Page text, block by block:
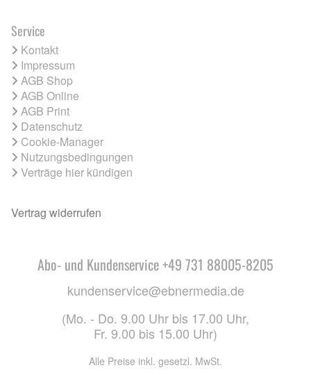
Service
Kontakt
Impressum
AGB Shop
AGB Online
AGB Print
Datenschutz
Cookie-Manager
Nutzungsbedingungen
Verträge hier kündigen
Vertrag widerrufen
Abo- und Kundenservice +49 731 88005-8205
kundenservice@ebnermedia.de
(Mo. - Do. 9.00 Uhr bis 17.00 Uhr,
Fr. 9.00 bis 15.00 Uhr)
Alle Preise inkl. gesetzl. MwSt.